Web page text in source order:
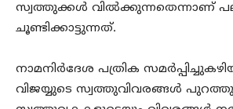
സ്വത്തുക്കൾ വിൽക്കുന്നതെന്നാണ്
ചൂണ്ടിക്കാട്ടുന്നത്.
നാമനിർദേശ പത്രിക
വിജയ്യുടെ സ്വത്തുവിവരങ്ങൾ